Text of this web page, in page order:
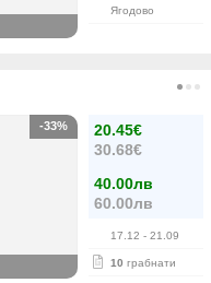
Ягодово
20.45€
30.68€
40.00лв
60.00лв
17.12 - 21.09
10 грабнати
-33%